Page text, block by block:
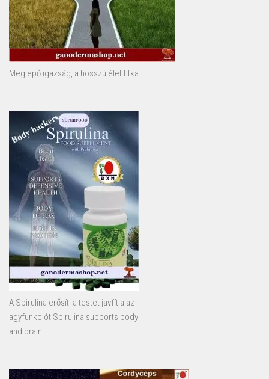
Meglepő igazság, a hosszú élet titka
A Spirulina erősíti a testet javfítja az
agyfunkciót Spirulina supports body
and brain